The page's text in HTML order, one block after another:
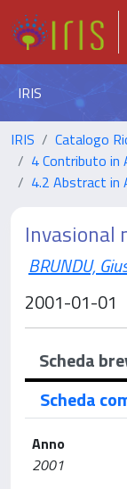
IRIS
IRIS
Catalogo
4 Contributo in
4.2 Abstract in
Invasional
BRUNDU,
2001-01-01
Scheda
Scheda
Anno
2001